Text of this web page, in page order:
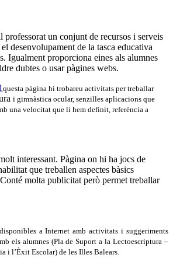
un conjunt de recursos i serveis
desenvolupament de la tasca educativa
Igualment proporciona eines als alumnes
dubtes o usar pàgines webs.
questa pàgina hi trobareu activitats per treballar
i gimnàstica ocular, senzilles aplicacions que
una velocitat que li hem definit, referència a
interessant. Pàgina on hi ha jocs de
que treballen aspectes bàsics
molta publicitat però permet treballar
a Internet amb activitats i suggeriments
els alumnes (Pla de Suport a la Lectoescriptura –
i l’Èxit Escolar) de les Illes Balears.